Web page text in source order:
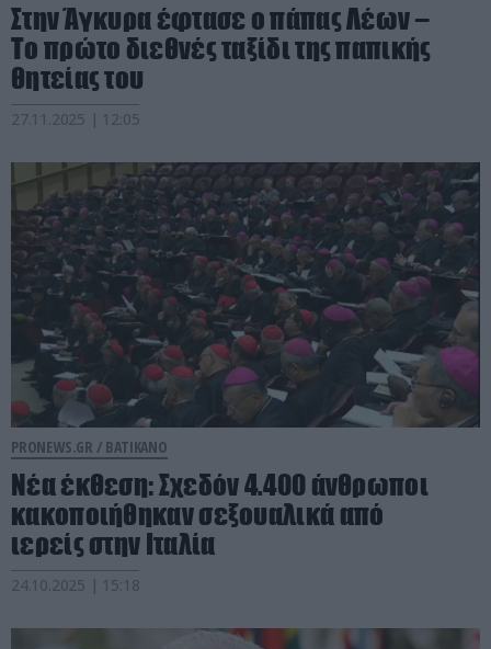
Στην Άγκυρα έφτασε ο πάπας Λέων –
Το πρώτο διεθνές ταξίδι της παπικής
θητείας του
27.11.2025 | 12:05
PRONEWS.GR / ΒΑΤΙΚΑΝΟ
Νέα έκθεση: Σχεδόν 4.400 άνθρωποι
κακοποιήθηκαν σεξουαλικά από
ιερείς στην Ιταλία
24.10.2025 | 15:18